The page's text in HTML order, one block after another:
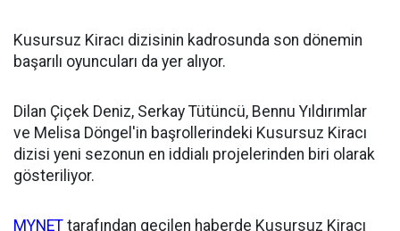
Kusursuz Kiracı dizisinin kadrosunda son dönemin
başarılı oyuncuları da yer alıyor.
Dilan Çiçek Deniz, Serkay Tütüncü, Bennu Yıldırımlar
ve Melisa Döngel'in başrollerindeki Kusursuz Kiracı
dizisi yeni sezonun en iddialı projelerinden biri olarak
gösteriliyor.
MYNET tarafından geçilen haberde Kusursuz Kiracı